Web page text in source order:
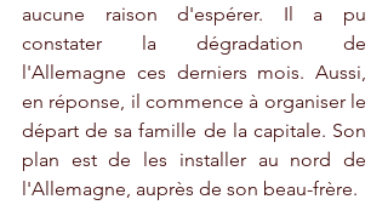
aucune raison d'espérer. Il a pu
constater la dégradation de
l'Allemagne ces derniers mois. Aussi,
en réponse, il commence à organiser le
départ de sa famille de la capitale. Son
plan est de les installer au nord de
l'Allemagne, auprès de son beau-frère.